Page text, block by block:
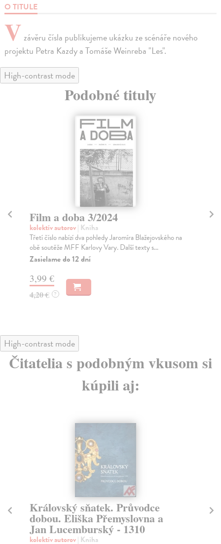
O TITULE
Vzávěru čísla publikujeme ukázku ze scénáře nového
projektu Petra Kazdy a Tomáše Weinreba "Les".
High-contrast mode
Podobné tituly
Film a doba 3/2024
kolektív autorov| Kniha
Třetí číslo nabízí dva pohledy Jaromíra Blažejovského na
obě soutěže MFF Karlovy Vary. Další texty s...
Zasielame do 12 dní
3,99 €
4,20 € ?
High-contrast mode
Čitatelia s podobným vkusom si
kúpili aj:
Tváře a osudy. Moderní
korejské povídky I.
kolektív autorov| Kniha
Antologie korejských povídek, již přeložil autorský